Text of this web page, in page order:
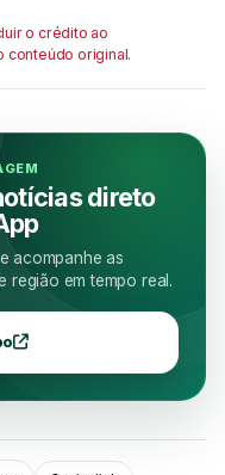
o crédito ao
conteúdo original.
direto
acompanhe as
região em tempo real.